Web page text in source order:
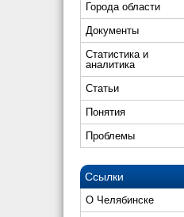
Города области
Документы
Статистика и
аналитика
Статьи
Понятия
Проблемы
Ссылки
О Челябинске